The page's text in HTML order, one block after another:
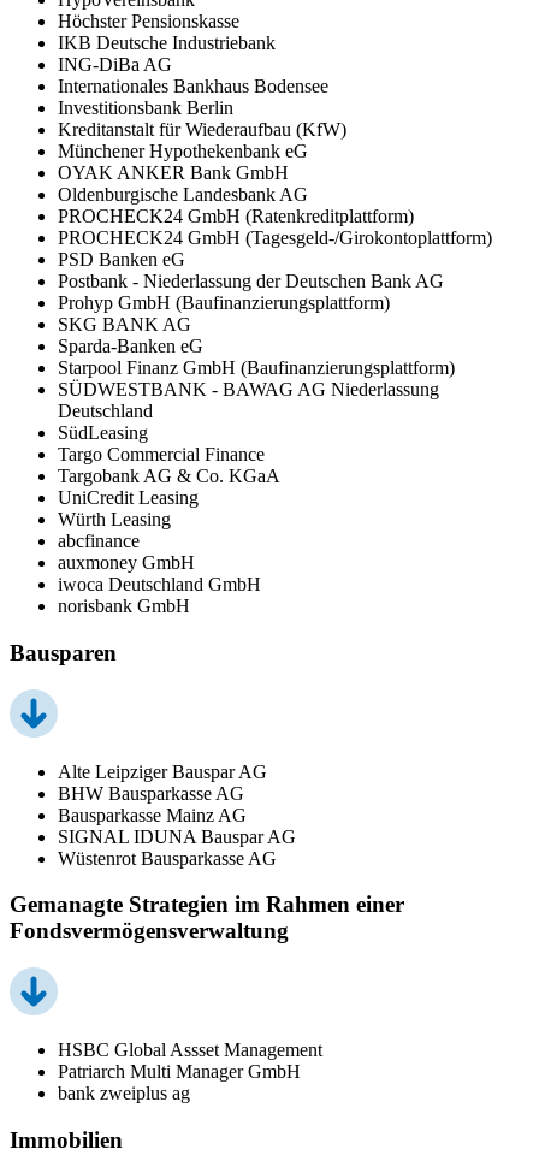
Höchster Pensionskasse
IKB Deutsche Industriebank
ING-DiBa AG
Internationales Bankhaus Bodensee
Investitionsbank Berlin
Kreditanstalt für Wiederaufbau (KfW)
Münchener Hypothekenbank eG
OYAK ANKER Bank GmbH
Oldenburgische Landesbank AG
PROCHECK24 GmbH (Ratenkreditplattform)
PROCHECK24 GmbH (Tagesgeld-/Girokontoplattform)
PSD Banken eG
Postbank - Niederlassung der Deutschen Bank AG
Prohyp GmbH (Baufinanzierungsplattform)
SKG BANK AG
Sparda-Banken eG
Starpool Finanz GmbH (Baufinanzierungsplattform)
SÜDWESTBANK - BAWAG AG Niederlassung
Deutschland
SüdLeasing
Targo Commercial Finance
Targobank AG & Co. KGaA
UniCredit Leasing
Würth Leasing
abcfinance
auxmoney GmbH
iwoca Deutschland GmbH
norisbank GmbH
Bausparen
Alte Leipziger Bauspar AG
BHW Bausparkasse AG
Bausparkasse Mainz AG
SIGNAL IDUNA Bauspar AG
Wüstenrot Bausparkasse AG
Gemanagte Strategien im Rahmen einer
Fondsvermögensverwaltung
HSBC Global Assset Management
Patriarch Multi Manager GmbH
bank zweiplus ag
Immobilien